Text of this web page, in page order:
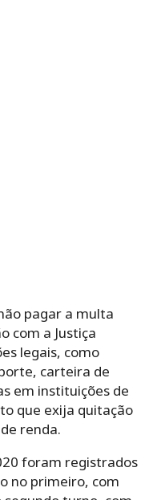
pagar a multa
com a Justiça
legais, como
carteira de
em instituições de
que exija quitação
renda.
foram registrados
no primeiro, com